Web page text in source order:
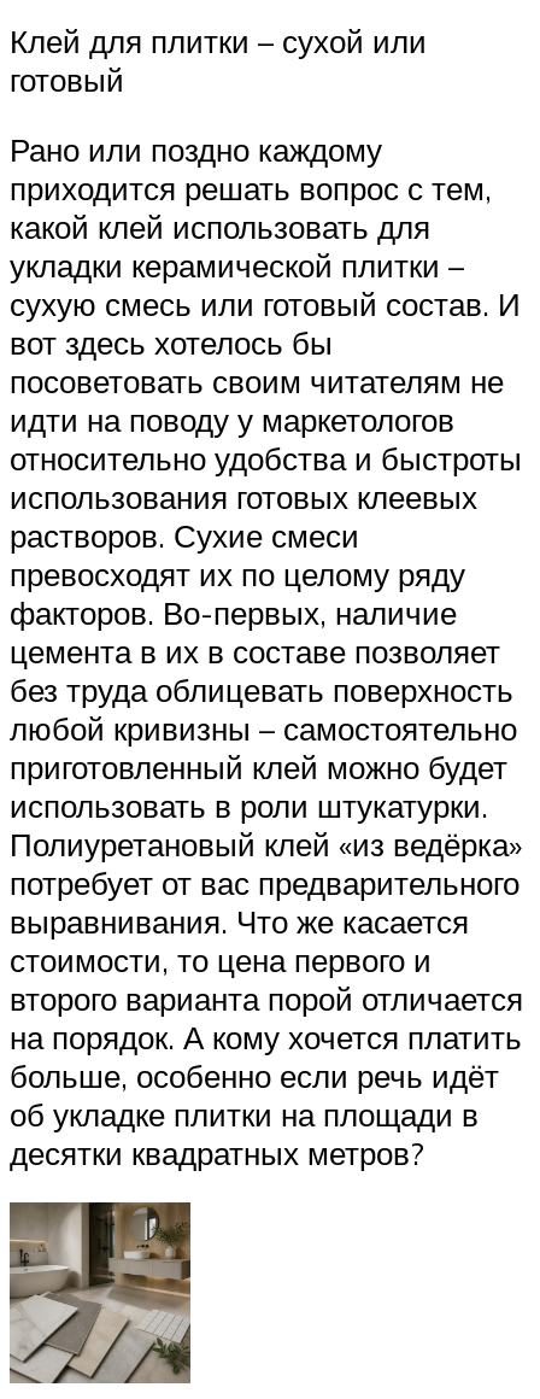
Клей для плитки – сухой или
готовый
Рано или поздно каждому
приходится решать вопрос с тем,
какой клей использовать для
укладки керамической плитки –
сухую смесь или готовый состав. И
вот здесь хотелось бы
посоветовать своим читателям не
идти на поводу у маркетологов
относительно удобства и быстроты
использования готовых клеевых
растворов. Сухие смеси
превосходят их по целому ряду
факторов. Во-первых, наличие
цемента в их в составе позволяет
без труда облицевать поверхность
любой кривизны – самостоятельно
приготовленный клей можно будет
использовать в роли штукатурки.
Полиуретановый клей «из ведёрка»
потребует от вас предварительного
выравнивания. Что же касается
стоимости, то цена первого и
второго варианта порой отличается
на порядок. А кому хочется платить
больше, особенно если речь идёт
об укладке плитки на площади в
десятки квадратных метров?